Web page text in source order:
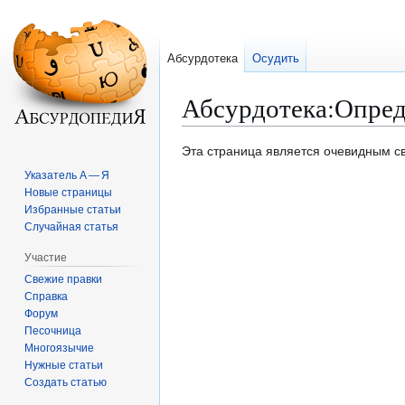
Абсурдотека:
Перейти
Перейти
Эта страница является очевидным
Абсурдотека Осудить
Указатель А — Я
Новые страницы
Избранные статьи
Случайная статья
Участие
Свежие правки
Справка
Форум
Песочница
Многоязычие
Нужные статьи
Создать статью